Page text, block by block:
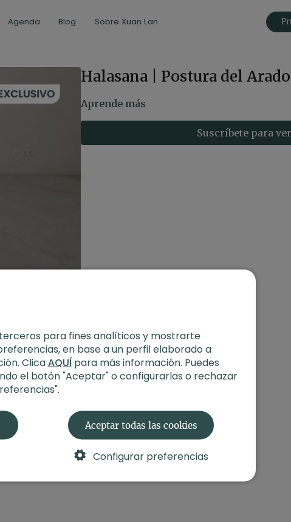
Agenda Blog Sobre Xuan Lan
Halasana | Postura del Arado
Aprende más
Suscríbete para ver
para fines analíticos y mostrarte
en base a un perfil elaborado a
ClicaAQUÍpara más información. Puedes
el botón "Aceptar" o configurarlas o rechazar
Aceptar todas las cookies
Configurar preferencias